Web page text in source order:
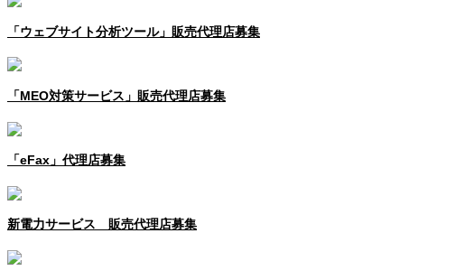
「ウェブサイト分析ツール」販売代理店募集
「MEO対策サービス」販売代理店募集
「eFax」代理店募集
新電力サービス 販売代理店募集